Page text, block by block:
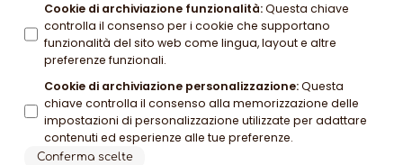
Cookie di archiviazione funzionalità:Questa chiave
controlla il consenso per i cookie che supportano
funzionalità del sito web come lingua, layout e altre
preferenze funzionali.
Cookie di archiviazione personalizzazione:Questa
chiave controlla il consenso alla memorizzazione delle
impostazioni di personalizzazione utilizzate per adattare
contenuti ed esperienze alle tue preferenze.
Conferma scelte